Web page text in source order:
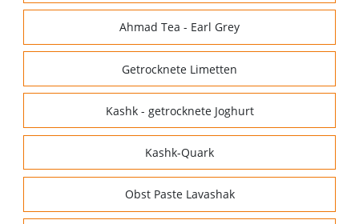
Ahmad Tea - Earl Grey
Getrocknete Limetten
Kashk - getrocknete Joghurt
Kashk-Quark
Obst Paste Lavashak